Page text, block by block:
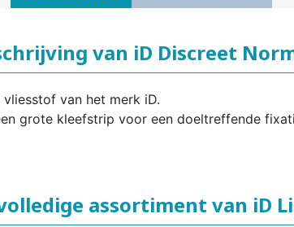
van iD Discreet
van het merk iD.
grote kleefstrip voor een doeltreffende
assortiment van iD